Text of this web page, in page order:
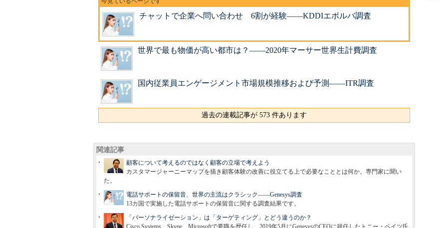
チャットで企業へ問い合わせ 6割が経験――KDDIエボルバ調査
世界で最も物価が高い都市は？――2020年マーサー世界生計費調査
国内従業員エンゲージメント市場規模推移および予測――ITR調査
過去の連載記事が 573 件あります
関連記事
顧客について考えるのではなく顧客の立場で考えよう
カスタマージャーニーマップを描き顧客体験の改善に役立てる上で必要なこととは何か。専門家に聞い
た。
電話サポートの保留音、世界の主流はクラシック――Genesys調査
13カ国で実施した電話サポートの保留音に関する調査結果です。
「パーソナライゼーション」は「ターゲティング」とどう違うのか？
Cisco Systems、Skype、Microsoftで要職を歴任し、2019年5月にGenesysのCEOに就任したトニー・ベイツ氏